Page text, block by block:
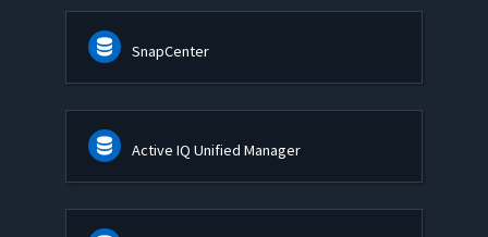
SnapCenter
Active IQ Unified Manager